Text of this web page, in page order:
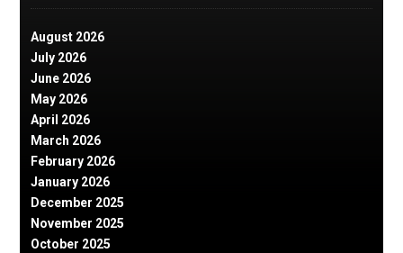
August 2026
July 2026
June 2026
May 2026
April 2026
March 2026
February 2026
January 2026
December 2025
November 2025
October 2025